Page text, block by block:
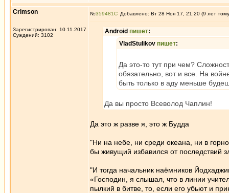
Crimson
Зарегистрирован: 10.11.2017
Суждений: 3102
№359481 Добавлено: Вт 28 Ноя 17, 21:20 (9 лет
Android пишет:
VladStulikov пишет:
Да это-то тут при чем?
обязательно, вот и все. На
быть только в аду меньше
Да вы просто Всеволод Чаплин!
Да это ж разве я, это ж Будда
"Ни на небе, ни среди океана, ни в
бы живущий избавился от последствий
"И тогда начальник наёмников
«Господин, я слышал, что в линии
пылкий в битве, то, если его убьют и